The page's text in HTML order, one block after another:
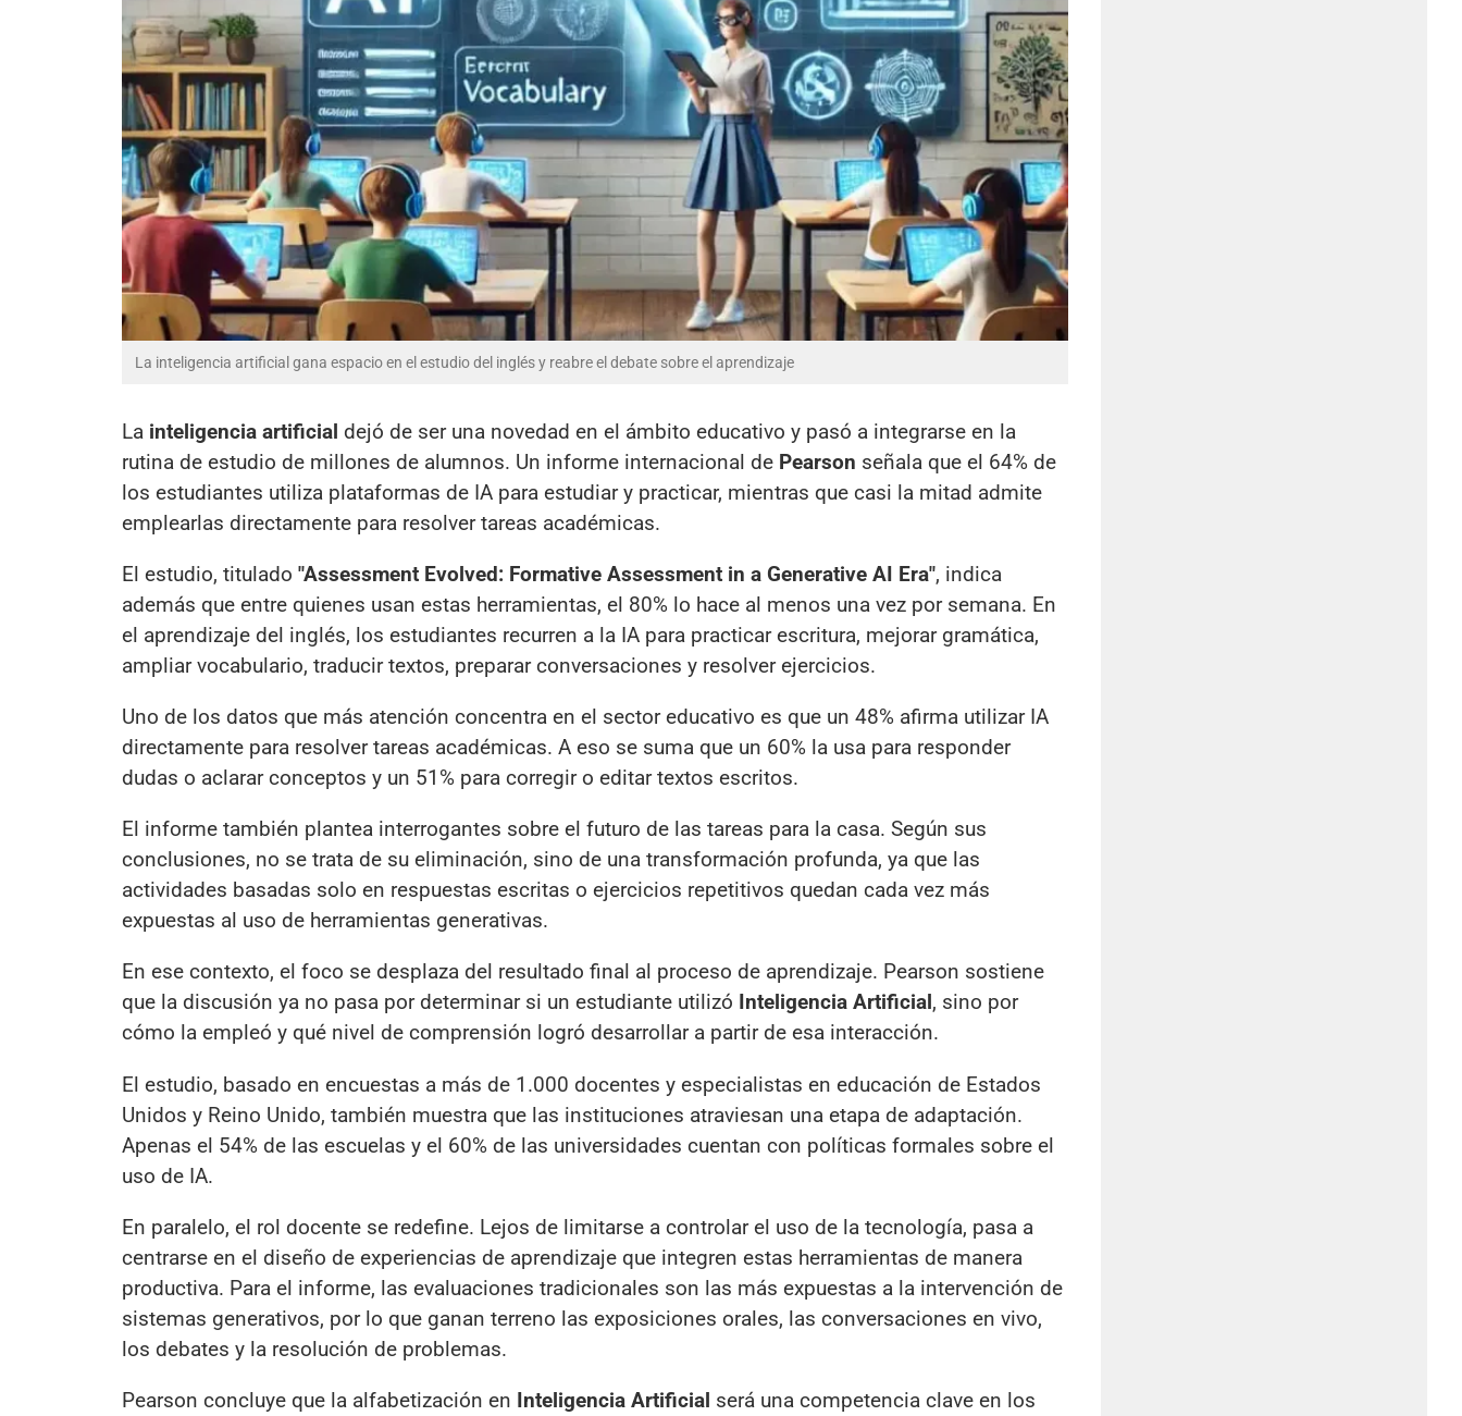
La inteligencia artificial gana espacio en el estudio del inglés y reabre el debate sobre el aprendizaje
La inteligencia artificial dejó de ser una novedad en el ámbito educativo y pasó a integrarse en la
rutina de estudio de millones de alumnos. Un informe internacional de Pearson señala que el 64% de
los estudiantes utiliza plataformas de IA para estudiar y practicar, mientras que casi la mitad admite
emplearlas directamente para resolver tareas académicas.
El estudio, titulado "Assessment Evolved: Formative Assessment in a Generative AI Era", indica
además que entre quienes usan estas herramientas, el 80% lo hace al menos una vez por semana. En
el aprendizaje del inglés, los estudiantes recurren a la IA para practicar escritura, mejorar gramática,
ampliar vocabulario, traducir textos, preparar conversaciones y resolver ejercicios.
Uno de los datos que más atención concentra en el sector educativo es que un 48% afirma utilizar IA
directamente para resolver tareas académicas. A eso se suma que un 60% la usa para responder
dudas o aclarar conceptos y un 51% para corregir o editar textos escritos.
El informe también plantea interrogantes sobre el futuro de las tareas para la casa. Según sus
conclusiones, no se trata de su eliminación, sino de una transformación profunda, ya que las
actividades basadas solo en respuestas escritas o ejercicios repetitivos quedan cada vez más
expuestas al uso de herramientas generativas.
En ese contexto, el foco se desplaza del resultado final al proceso de aprendizaje. Pearson sostiene
que la discusión ya no pasa por determinar si un estudiante utilizó Inteligencia Artificial, sino por
cómo la empleó y qué nivel de comprensión logró desarrollar a partir de esa interacción.
El estudio, basado en encuestas a más de 1.000 docentes y especialistas en educación de Estados
Unidos y Reino Unido, también muestra que las instituciones atraviesan una etapa de adaptación.
Apenas el 54% de las escuelas y el 60% de las universidades cuentan con políticas formales sobre el
uso de IA.
En paralelo, el rol docente se redefine. Lejos de limitarse a controlar el uso de la tecnología, pasa a
centrarse en el diseño de experiencias de aprendizaje que integren estas herramientas de manera
productiva. Para el informe, las evaluaciones tradicionales son las más expuestas a la intervención de
sistemas generativos, por lo que ganan terreno las exposiciones orales, las conversaciones en vivo,
los debates y la resolución de problemas.
Pearson concluye que la alfabetización en Inteligencia Artificial será una competencia clave en los